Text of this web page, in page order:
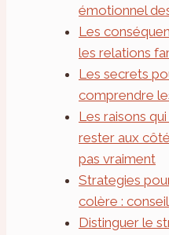
émotionnel
Les
les relations
Les secrets
comprendre
Les raisons
rester aux
pas vraiment
Strategies
colère :
Distinguer le